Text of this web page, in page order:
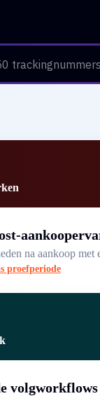
na aankoop
proefperiode
volgworkflows